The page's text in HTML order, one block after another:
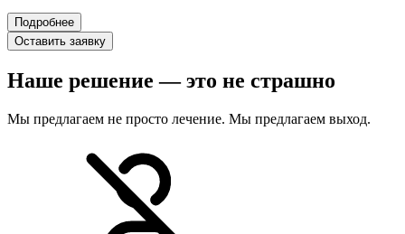
Подробнее
Оставить заявку
Наше решение — это не страшно
Мы предлагаем не просто лечение. Мы предлагаем выход.